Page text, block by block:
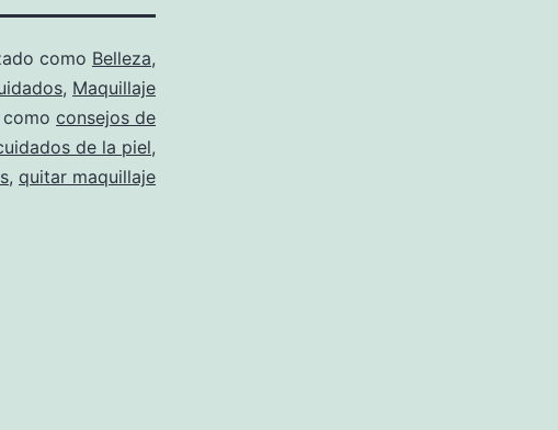
como Belleza,
, Maquillaje
consejos de
de la piel,
, quitar maquillaje